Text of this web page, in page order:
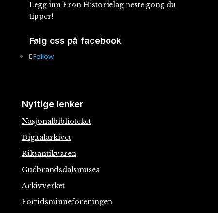
Legg inn Fron Historielag neste gong du
tipper!
Følg oss på facebook
Follow
Nyttige lenker
Nasjonalbiblioteket
Digitalarkivet
Riksantikvaren
Gudbrandsdalsmusea
Arkivverket
Fortidsminneforeningen